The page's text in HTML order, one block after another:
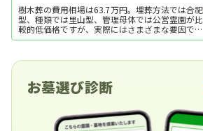
樹木葬の費用相場は63.7万円。埋葬方法では合祀
型、種類では里山型、管理母体では公営霊園が比
較的低価格ですが、実際にはさまざまな要因で費
用が変動します。ここでは、樹木葬の費用相場と
お墓選び診断